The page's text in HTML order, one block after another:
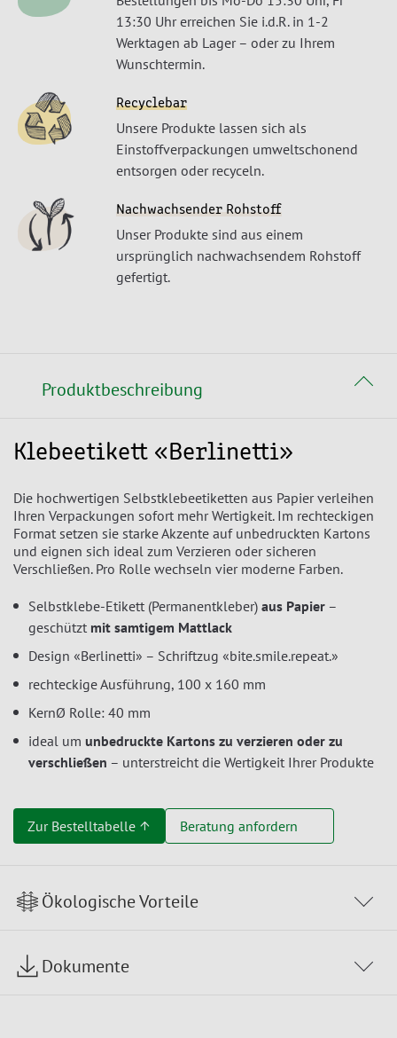
13:30 Uhr erreichen Sie i.d.R. in 1-2
Werktagen ab Lager – oder zu Ihrem
Wunschtermin.
Recyclebar
Unsere Produkte lassen sich als
Einstoffverpackungen umweltschonend
entsorgen oder recyceln.
Nachwachsender Rohstoff
Unser Produkte sind aus einem
ursprünglich nachwachsendem Rohstoff
gefertigt.
Produktbeschreibung
Klebeetikett «Berlinetti»
Die hochwertigen Selbstklebeetiketten aus Papier verleihen
Ihren Verpackungen sofort mehr Wertigkeit. Im rechteckigen
Format setzen sie starke Akzente auf unbedruckten Kartons
und eignen sich ideal zum Verzieren oder sicheren
Verschließen. Pro Rolle wechseln vier moderne Farben.
Selbstklebe-Etikett (Permanentkleber) aus Papier –
geschützt mit samtigem Mattlack
Design «Berlinetti» – Schriftzug «bite.smile.repeat.»
rechteckige Ausführung, 100 x 160 mm
KernØ Rolle: 40 mm
ideal um unbedruckte Kartons zu verzieren oder zu
verschließen – unterstreicht die Wertigkeit Ihrer Produkte
Zur Bestelltabelle ↑ Beratung anfordern
Ökologische Vorteile
Dokumente